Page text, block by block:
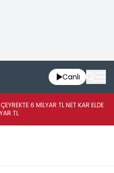
Canlı
6 MİLYAR TL NET KAR ELDE
TL